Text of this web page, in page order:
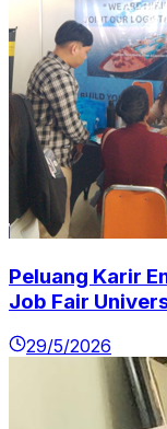
Peluang Karir
Job Fair
29/5/2026